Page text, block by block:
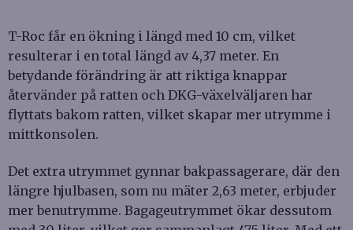
T-Roc får en ökning i längd med 10 cm, vilket
resulterar i en total längd av 4,37 meter. En
betydande förändring är att riktiga knappar
återvänder på ratten och DKG-växelväljaren har
flyttats bakom ratten, vilket skapar mer utrymme i
mittkonsolen.
Det extra utrymmet gynnar bakpassagerare, där den
längre hjulbasen, som nu mäter 2,63 meter, erbjuder
mer benutrymme. Bagageutrymmet ökar dessutom